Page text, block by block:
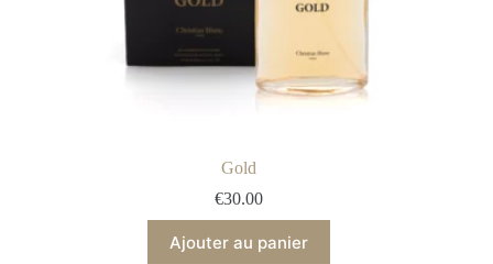
Gold
€30.00
Ajouter au panier